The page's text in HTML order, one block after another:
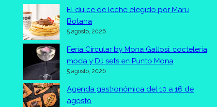
El dulce de leche elegido por Maru
Botana
5 agosto, 2026
Feria Circular by Mona Gallosi: coctelería,
moda y DJ sets en Punto Mona
5 agosto, 2026
Agenda gastronómica del 10 a 16 de
agosto